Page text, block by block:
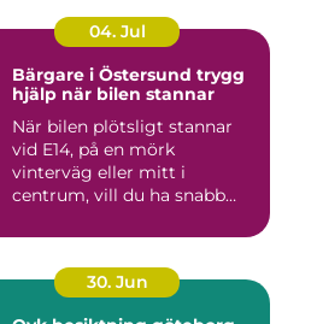
04. Jul
Bärgare i Östersund trygg
hjälp när bilen stannar
När bilen plötsligt stannar
vid E14, på en mörk
vinterväg eller mitt i
centrum, vill du ha snabb
30. Jun